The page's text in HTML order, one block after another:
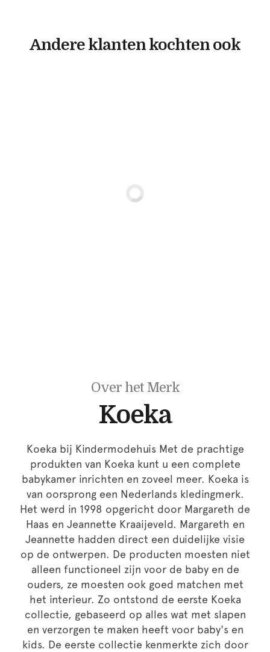
Andere klanten kochten ook
Over het Merk
Koeka
Koeka bij Kindermodehuis Met de prachtige
produkten van Koeka kunt u een complete
babykamer inrichten en zoveel meer. Koeka is
van oorsprong een Nederlands kledingmerk.
Het werd in 1998 opgericht door Margareth de
Haas en Jeannette Kraaijeveld. Margareth en
Jeannette hadden direct een duidelijke visie
op de ontwerpen. De producten moesten niet
alleen functioneel zijn voor de baby en de
ouders, ze moesten ook goed matchen met
het interieur. Zo ontstond de eerste Koeka
collectie, gebaseerd op alles wat met slapen
en verzorgen te maken heeft voor baby's en
kids. De eerste collectie kenmerkte zich door